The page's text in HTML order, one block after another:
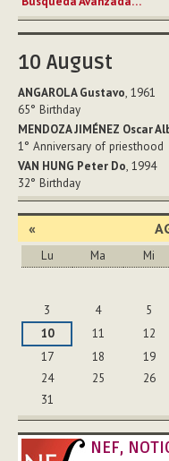
10 August
ANGAROLA Gustavo, 1961
65° Birthday
MENDOZA JIMÉNEZ Oscar
1° Anniversary of priesthood
VAN HUNG Peter Do, 1994
32° Birthday
«
Lu Ma Mi
3
4 5
10
11 12
17
18 19
24
25 26
31
NEF,